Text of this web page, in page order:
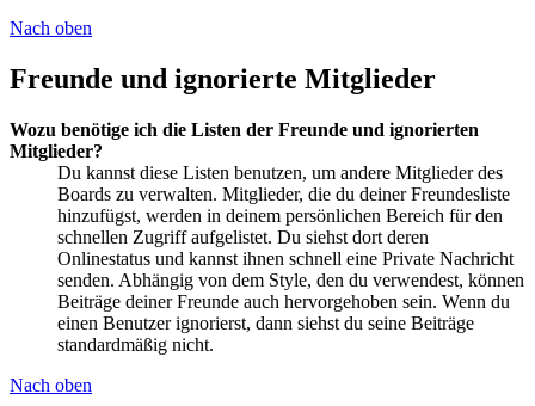
Nach oben
Freunde und ignorierte Mitglieder
Wozu benötige ich die Listen der Freunde und ignorierten
Mitglieder?
Du kannst diese Listen benutzen, um andere Mitglieder des
Boards zu verwalten. Mitglieder, die du deiner Freundesliste
hinzufügst, werden in deinem persönlichen Bereich für den
schnellen Zugriff aufgelistet. Du siehst dort deren
Onlinestatus und kannst ihnen schnell eine Private Nachricht
senden. Abhängig von dem Style, den du verwendest, können
Beiträge deiner Freunde auch hervorgehoben sein. Wenn du
einen Benutzer ignorierst, dann siehst du seine Beiträge
standardmäßig nicht.
Nach oben